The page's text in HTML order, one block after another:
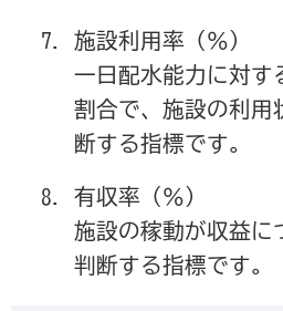
施設利用率（％）
一日配水能力に対す
割合で、施設の利用
断する指標です。
有収率（％）
施設の稼動が収益に
判断する指標です。